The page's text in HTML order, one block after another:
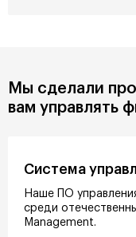
Мы сделали
вам управлять
Система
Наше ПО
среди
Management.